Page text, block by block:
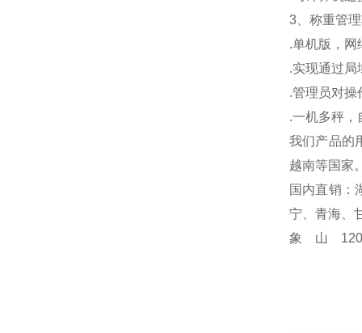
3 、称重管
.单机版，网
.实现通过局
.管理员对操
.一机多秤，
我们产品的
越南等国家
国内直销：
宁、青海、
象山